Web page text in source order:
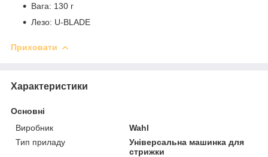
Вага: 130 г
Лезо: U-BLADE
Приховати
Характеристики
Основні
Виробник
Wahl
Тип приладу
Універсальна машинка для
стрижки